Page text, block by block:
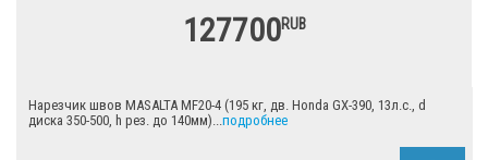
127700RUB
Нарезчик швов MASALTA MF20-4 (195 кг, дв. Honda GX-390, 13л.с., d
диска 350-500, h рез. до 140мм)... подробнее